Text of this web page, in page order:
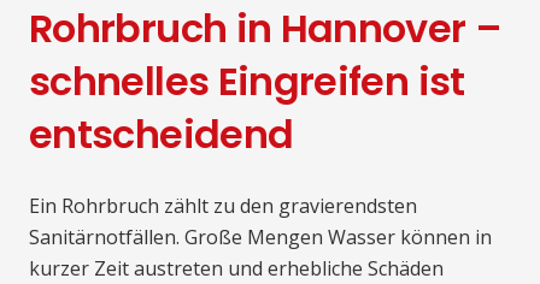
Rohrbruch in Hannover –
schnelles Eingreifen ist
entscheidend
Ein Rohrbruch zählt zu den gravierendsten
Sanitärnotfällen. Große Mengen Wasser können in
kurzer Zeit austreten und erhebliche Schäden